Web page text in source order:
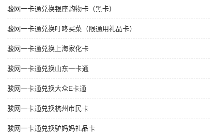
骏网一卡通兑换银座购物卡（黑卡）
骏网一卡通兑换叮咚买菜（限通用礼品卡）
骏网一卡通兑换上海家化卡
骏网一卡通兑换山东一卡通
骏网一卡通兑换大众E卡通
骏网一卡通兑换杭州市民卡
骏网一卡通兑换驴妈妈礼品卡